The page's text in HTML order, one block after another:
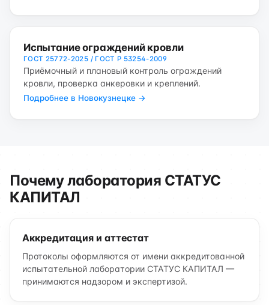
Испытание ограждений кровли
ГОСТ 25772-2025 / ГОСТ Р 53254-2009
Приёмочный и плановый контроль ограждений
кровли, проверка анкеровки и креплений.
Подробнее в Новокузнецке →
Почему лаборатория СТАТУС
КАПИТАЛ
Аккредитация и аттестат
Протоколы оформляются от имени аккредитованной
испытательной лаборатории СТАТУС КАПИТАЛ —
принимаются надзором и экспертизой.